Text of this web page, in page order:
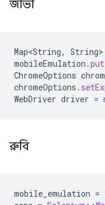
জাভা
Map<String, String>
mobileEmulation .put
ChromeOptions
chromeOptions .
WebDriver driver =
রুবি
mobile_emulation =